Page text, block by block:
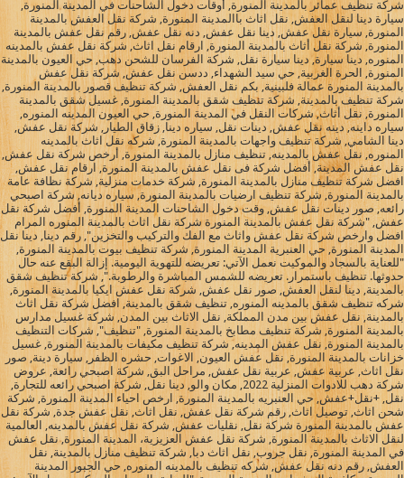
شركة تنظيف عمائر بالمدينة المنورة, أوقات دخول الشاحنات في المدينة المنورة,
سيارة دينا لنقل العفش, نقل اثاث باالمدينة المنورة, شركة نقل العفش بالمدينة
المنورة, سيارة نقل عفش, دينا نقل عفش, دنه نقل عفش, رقم نقل عفش بالمدينة
المنورة, شركة نقل أثاث بالمدينة المنورة, ارقام نقل اثاث, شركة نقل عفش بالمدينه
المنوره, دينا سيارة, دينا سيارة نقل, شركة الفرسان للشحن دهب, حي العيون بالمدينة
المنورة, الحرة الغربية, حي سيد الشهداء, ددسن نقل عفش, شركة نقل عفش
بالمدينة المنورة عمالة فلبينية, بكم نقل العفش, شركة تنظيف قصور بالمدينة المنورة,
شركة تنظيف بالمدينة, شركة تنظيف شقق بالمدينة المنورة, غسيل شقق بالمدينة
المنورة, نقل أثاث, شركات النقل في المدينة المنورة, حي العيون المدينه المنوره,
سياره داينه, دينه نقل عفش, دينات نقل, سياره دينا, زقاق الطيار, شركة نقل عفش,
دينا الشامي, شركة تنظيف واجهات بالمدينة المنورة, شركه نقل اثاث بالمدينه
المنوره, نقل عفش بالمدينه, تنظيف منازل بالمدينة المنورة, أرخص شركة نقل عفش,
نقل عفش المدينة, أفضل شركة فى نقل عفش بالمدينة المنورة, ارقام نقل عفش,
افضل شركة تنظيف منازل بالمدينة المنورة, شركة خدمات منزلية, شركة نظافة عامة
بالمدينة المنورة, شركة تنظيف ارضيات بالمدينة المنورة, سياره ديانه, شركة اصبحي
رائعه, صور دينات نقل عفش, وقت دخول الشاحنات المدينة المنورة, أفضل شركة نقل
عفش, "شركة نقل عفش بالمدينة المنورة شركة نقل اثاث بالمدينة المنوره المرام
افضل وارخص شركة نقل عفش واثاث مع الفك والتركيب والتخزين", رقم دينا, دينا نقل
المدينة المنورة, حي العنبرية المدينة المنورة, شركة تنظيف بيوت بالمدينة المنورة,
"للعناية بالسجاد والموكيت نعمل الآتي: تعريضه للتهوية اليومية. إزالة البقع عنه حال
حدوثها. تنظيف باستمرار. تعريضه للشمس المباشرة والرطوبة.", شركة تنظيف شقق
بالمدينة, دينا لنقل العفش, صور نقل عفش, شركة نقل عفش ايكيا بالمدينة المنورة,
شركه تنظيف شقق بالمدينه المنوره, تنظيف شقق بالمدينة, افضل شركة نقل اثاث
بالمدينة, نقل عفش بين مدن المملكة, نقل الاثاث بين المدن, شركة غسيل مدارس
بالمدينة المنورة, شركة تنظيف مطابخ بالمدينة المنورة, "تنظيف", شركات التنظيف
بالمدينة المنورة, نقل عفش المدينه, شركة تنظيف مكيفات بالمدينة المنورة, غسيل
خزانات بالمدينة المنورة, نقل عفش العيون, الاغوات, حشره الظفر, سيارة دينة, صور
نقل اثاث, عربية عفش, عربية نقل عفش, مراحل البق, شركة اصبحي رائعة, عروض
شركة دهب للادوات المنزلية 2022, مكان والو, دينا نقل, شركة اصبحي رائعه للتجارة,
نقل, +نقل+عفش, حي العنبريه بالمدينة المنورة, ارخص احياء المدينة المنورة, شركة
شحن اثاث, توصيل اثاث, رقم شركة نقل عفش, نقل اثاث, نقل عفش جدة, شركة نقل
عفش بالمدينة المنورة شركة نقل, نقليات عفش, شركة نقل عفش بالمدينه, العالمية
لنقل الاثاث بالمدينة المنورة, شركة نقل عفش العزيزية، المدينة المنورة, نقل عفش
في المدينة المنورة, نقل جروب, نقل اثاث دبا, شركة تنظيف منازل بالمدينة, نقل
العفش, رقم دنه نقل عفش, شركه تنظيف بالمدينه المنوره, حي الجبور المدينة